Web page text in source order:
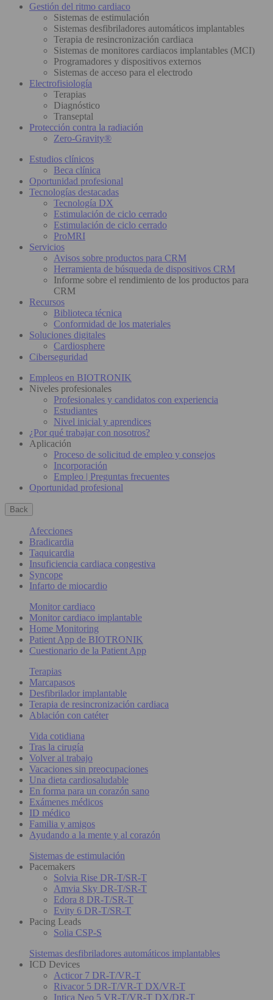
Gestión del ritmo cardiaco
Sistemas de estimulación
Sistemas desfibriladores automáticos implantables
Terapia de resincronización cardiaca
Sistemas de monitores cardiacos implantables (MCI)
Programadores y dispositivos externos
Sistemas de acceso para el electrodo
Electrofisiología
Terapias
Diagnóstico
Transeptal
Protección contra la radiación
Zero-Gravity®
Estudios clínicos
Beca clínica
Oportunidad profesional
Tecnologías destacadas
Tecnología DX
Estimulación de ciclo cerrado
Estimulación de ciclo cerrado
ProMRI
Servicios
Avisos sobre productos para CRM
Herramienta de búsqueda de dispositivos CRM
Informe sobre el rendimiento de los productos para
CRM
Recursos
Biblioteca técnica
Conformidad de los materiales
Soluciones digitales
Cardiosphere
Ciberseguridad
Empleos en BIOTRONIK
Niveles profesionales
Profesionales y candidatos con experiencia
Estudiantes
Nivel inicial y aprendices
¿Por qué trabajar con nosotros?
Aplicación
Proceso de solicitud de empleo y consejos
Incorporación
Empleo | Preguntas frecuentes
Oportunidad profesional
Back
Afecciones
Bradicardia
Taquicardia
Insuficiencia cardiaca congestiva
Syncope
Infarto de miocardio
Monitor cardiaco
Monitor cardiaco implantable
Home Monitoring
Patient App de BIOTRONIK
Cuestionario de la Patient App
Terapias
Marcapasos
Desfibrilador implantable
Terapia de resincronización cardiaca
Ablación con catéter
Vida cotidiana
Tras la cirugía
Volver al trabajo
Vacaciones sin preocupaciones
Una dieta cardiosaludable
En forma para un corazón sano
Exámenes médicos
ID médico
Familia y amigos
Ayudando a la mente y al corazón
Sistemas de estimulación
Pacemakers
Solvia Rise DR-T/SR-T
Amvia Sky DR-T/SR-T
Edora 8 DR-T/SR-T
Evity 6 DR-T/SR-T
Pacing Leads
Solia CSP-S
Sistemas desfibriladores automáticos implantables
ICD Devices
Acticor 7 DR-T/VR-T
Rivacor 5 DR-T/VR-T DX/VR-T
Intica Neo 5 VR-T/VR-T DX/DR-T